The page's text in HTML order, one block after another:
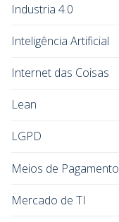
Industria 4.0
Inteligência Artificial
Internet das Coisas
Lean
LGPD
Meios de Pagamento
Mercado de TI